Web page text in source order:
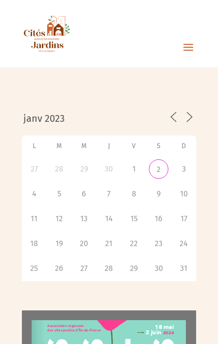
L M M J V S D
27 28 29 30 1 2 3
4 5 6 7 8 9 10
11 12 13 14 15 16 17
18 19 20 21 22 23 24
25 26 27 28 29 30 31